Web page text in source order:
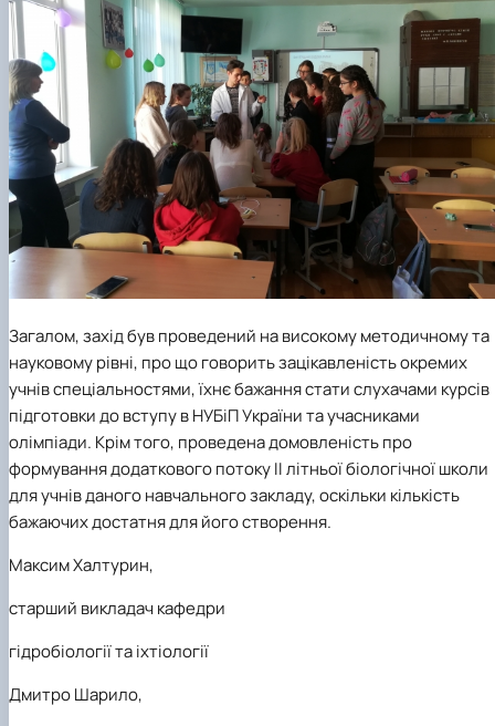
Загалом, захід був проведений на високому методичному та
науковому рівні, про що говорить зацікавленість окремих
учнів спеціальностями, їхнє бажання стати слухачами курсів
підготовки до вступу в НУБіП України та учасниками
олімпіади. Крім того, проведена домовленість про
формування додаткового потоку ІІ літньої біологічної школи
для учнів даного навчального закладу, оскільки кількість
бажаючих достатня для його створення.
Максим Халтурин,
старший викладач кафедри
гідробіології та іхтіології
Дмитро Шарило,